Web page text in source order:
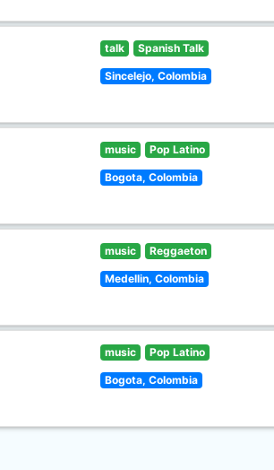
talk Spanish Talk
Sincelejo, Colombia
music Pop Latino
Bogota, Colombia
music Reggaeton
Medellin, Colombia
music Pop Latino
Bogota, Colombia